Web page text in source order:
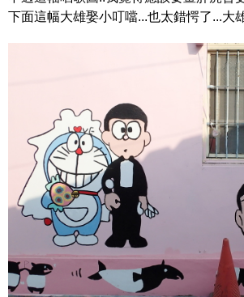
下面這幅大雄娶小叮噹...也太錯愕了...大